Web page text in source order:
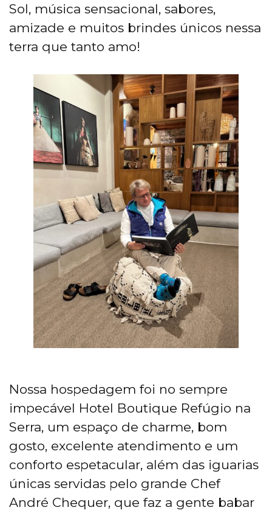
Sol, música sensacional, sabores,
amizade e muitos brindes únicos nessa
terra que tanto amo!
Nossa hospedagem foi no sempre
impecável Hotel Boutique Refúgio na
Serra, um espaço de charme, bom
gosto, excelente atendimento e um
conforto espetacular, além das iguarias
únicas servidas pelo grande Chef
André Chequer, que faz a gente babar